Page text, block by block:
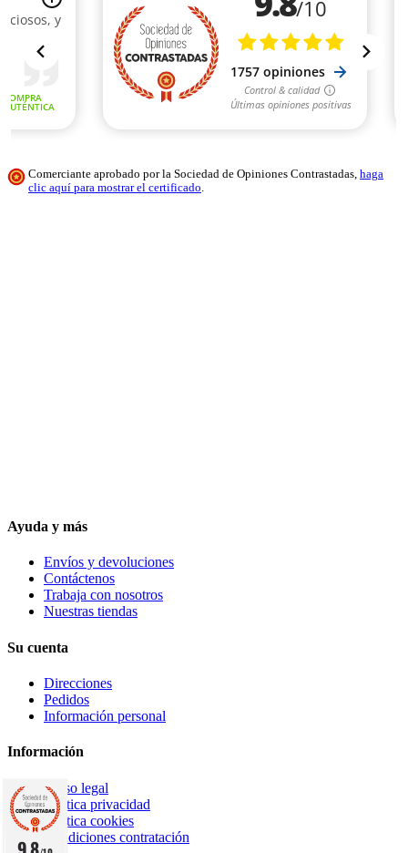
Comerciante aprobado por la Sociedad de Opiniones Contrastadas, haga
clic aquí para mostrar el certificado.
Ayuda y más
Envíos y devoluciones
Contáctenos
Trabaja con nosotros
Nuestras tiendas
Su cuenta
Direcciones
Pedidos
Información personal
Información
Aviso legal
Política privacidad
Política cookies
Condiciones contratación